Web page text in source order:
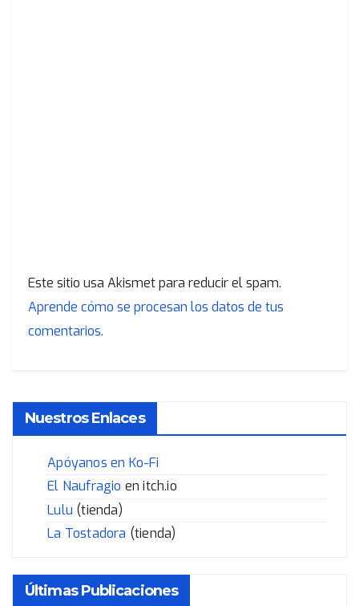
Este sitio usa Akismet para reducir el spam.
Aprende cómo se procesan los datos de tus
comentarios.
Nuestros Enlaces
Apóyanos en Ko-Fi
El Naufragio en itch.io
Lulu (tienda)
La Tostadora (tienda)
Últimas Publicaciones